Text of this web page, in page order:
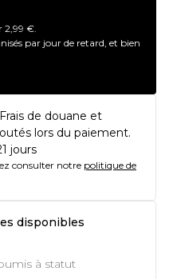
2,99 €.
par jour de retard, et bien
de douane et
lors du paiement.
jours
consulter notre politique de
disponibles
à statut